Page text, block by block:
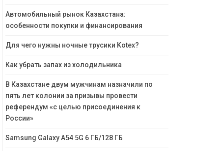
Автомобильный рынок Казахстана:
особенности покупки и финансирования
Для чего нужны ночные трусики Kotex?
Как убрать запах из холодильника
В Казахстане двум мужчинам назначили по
пять лет колонии за призывы провести
референдум «с целью присоединения к
России»
Samsung Galaxy A54 5G 6 ГБ/128 ГБ